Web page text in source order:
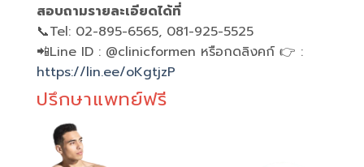
สอบถามรายละเอียดได้ที่
📞Tel: 02-895-6565, 081-925-5525
📲Line ID : @‌clinicformen หรือกดลิงคก์ 👉 :
https://lin.ee/oKgtjzP
ปรึกษาแพทย์ฟรี